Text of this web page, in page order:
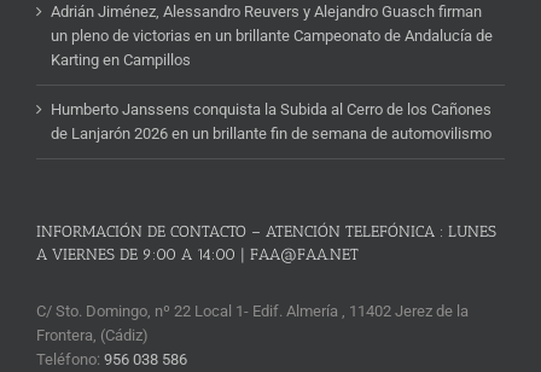
Adrián Jiménez, Alessandro Reuvers y Alejandro Guasch firman
un pleno de victorias en un brillante Campeonato de Andalucía de
Karting en Campillos
Humberto Janssens conquista la Subida al Cerro de los Cañones
de Lanjarón 2026 en un brillante fin de semana de automovilismo
INFORMACIÓN DE CONTACTO – ATENCIÓN TELEFÓNICA : LUNES
A VIERNES DE 9:00 A 14:00 | FAA@FAA.NET
C/ Sto. Domingo, nº 22 Local 1- Edif. Almería , 11402 Jerez de la
Frontera, (Cádiz)
Teléfono: 956 038 586